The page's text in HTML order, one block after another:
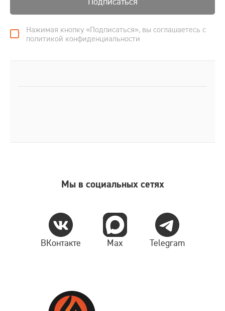
Нажимая кнопку «Подписаться», вы соглашаетесь с
политикой конфиденциальности
Мы в социальных сетях
ВКонтакте Max Telegram